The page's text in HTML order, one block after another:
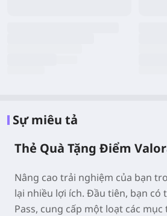
Sự miêu tả
Thẻ Quà Tặng Điểm
Nâng cao trải nghiệm của bạn
lại nhiều lợi ích. Đầu tiên, bạn có
Pass, cung cấp một loạt các